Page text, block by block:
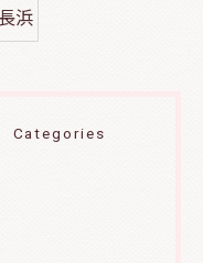
浜
Categories